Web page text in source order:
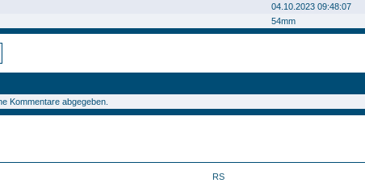
04.10.2023 09:48:07
54mm
Kommentare abgegeben.